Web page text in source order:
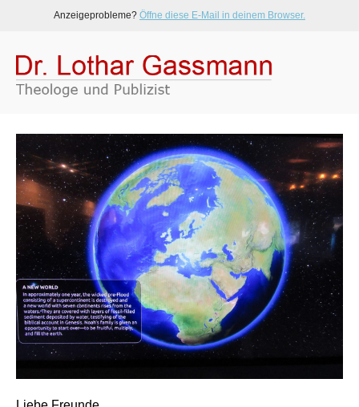
Anzeigeprobleme? Öffne diese E-Mail in deinem Browser.